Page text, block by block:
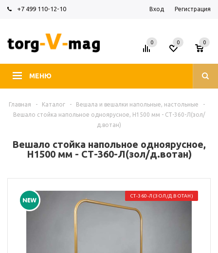
+7 499 110-12-10 Вход Регистрация
МЕНЮ
0 0
0
Главная - Каталог - Вешала и вешалки напольные, настольные
-
Вешало стойка напольное одноярусное, H1500 мм - СТ-360-Л(зол/
д.вотан)
Вешало стойка напольное одноярусное,
H1500 мм - СТ-360-Л(зол/д.вотан)
СТ-360-Л(ЗОЛ/Д.ВОТАН)